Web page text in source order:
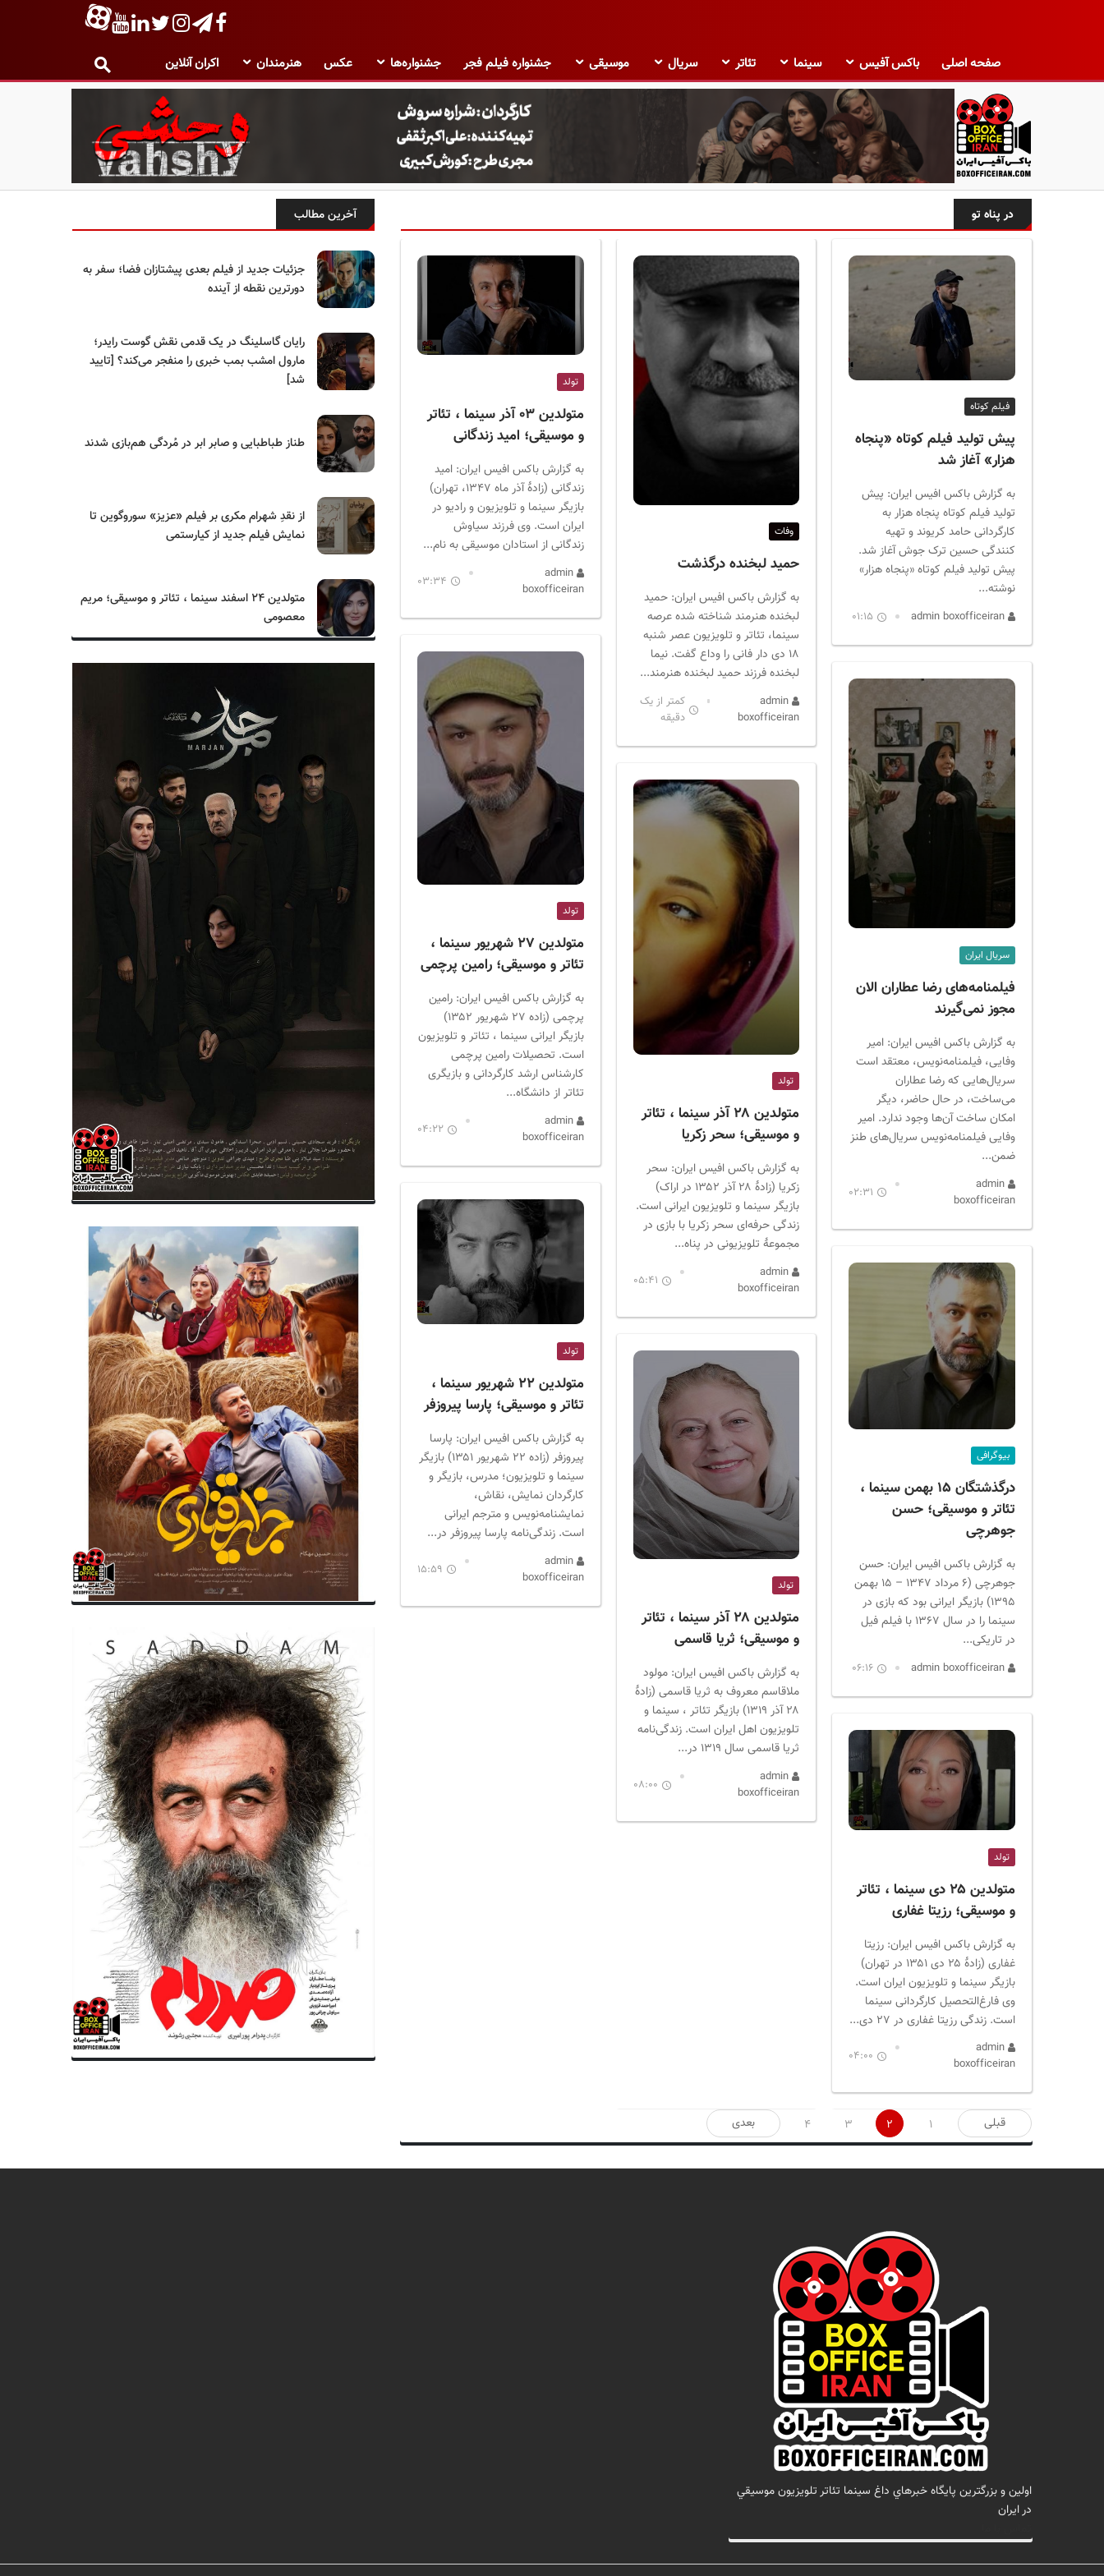
صفحه اصلی باکس آفیس سینما تئاتر سریال موسیقی جشنواره فیلم فجر جشنواره‌ها عکس هنرمندان اکران آنلاین
ب
ک
س
در پناه تو
فیلم کوتاه
پیش تولید فیلم کوتاه «پنجاه
هزار» آغاز شد
به گزارش باکس افیس ایران: پیش
تولید فیلم کوتاه پنجاه هزار به
کارگردانی حامد کریوند و تهیه
کنندگی حسین ترک جوش آغاز شد.
پیش تولید فیلم کوتاه «پنجاه هزار»
نوشته...
01:15
سریال ایران
فیلمنامه‌های رضا عطاران الان
مجوز نمی‌گیرند
به گزارش باکس افیس ایران: امیر
وفایی، فیلمنامه‌نویس، معتقد است
سریال‌هایی که رضا عطاران
می‌ساخت، در حال حاضر، دیگر
امکان ساخت آن‌ها وجود ندارد. امیر
وفایی فیلمنامه‌نویس سریال‌های طنز
ضمن...
admin
boxofficeiran
02:31
بیوگرافی
درگذشتگان ۱۵ بهمن سینما ،
تئاتر و موسیقی؛ حسن
جوهرچی
به گزارش باکس افیس ایران: حسن
جوهرچی (۶ مرداد ۱۳۴۷ – ۱۵ بهمن
۱۳۹۵) بازیگر ایرانی بود که بازی در
سینما را در سال ۱۳۶۷ با فیلم فیل
در تاریکی...
06:16
تولد
متولدین ۲۵ دی سینما ، تئاتر
و موسیقی؛ رزیتا غفاری
به گزارش باکس افیس ایران: رزیتا
غفاری (زادهٔ ۲۵ دی ۱۳۵۱ در تهران)
بازیگر سینما و تلویزیون ایران است.
وی فارغ‌التحصیل کارگردانی سینما
است. زندگی رزیتا غفاری در ۲۷ دی...
admin
boxofficeiran
04:00
وفات
حمید لبخنده درگذشت
به گزارش باکس افیس ایران: حمید
لبخنده هنرمند شناخته شده عرصه
سینما، تئاتر و تلویزیون عصر شنبه
۱۸ دی دار فانی را وداع گفت. نیما
لبخنده فرزند حمید لبخنده هنرمند...
admin
boxofficeiran
کمتر از یک
دقیقه
تولد
متولدین ۲۸ آذر سینما ، تئاتر
و موسیقی؛ سحر زکریا
به گزارش باکس افیس ایران: سحر
زکریا (زادهٔ ۲۸ آذر ۱۳۵۲ در اراک)
بازیگر سینما و تلویزیون ایرانی است.
زندگی حرفه‌ای سحر زکریا با بازی در
مجموعهٔ تلویزیونی در پناه...
admin
boxofficeiran
05:41
تولد
متولدین ۲۸ آذر سینما ، تئاتر
و موسیقی؛ ثریا قاسمی
به گزارش باکس افیس ایران: مولود
ملاقاسم معروف به ثریا قاسمی (زادهٔ
۲۸ آذر ۱۳۱۹) بازیگر تئاتر ، سینما و
تلویزیون اهل ایران است. زندگی‌نامه
ثریا قاسمی سال ۱۳۱۹ در...
admin
boxofficeiran
08:00
تولد
متولدین ۰۳ آذر سینما ، تئاتر
و موسیقی؛ امید زندگانی
به گزارش باکس افیس ایران: امید
زندگانی (زادهٔ آذر ماه ۱۳۴۷، تهران)
بازیگر سینما و تلویزیون و رادیو در
ایران است. وی فرزند سیاوش
زندگانی از استادان موسیقی به نام...
admin
boxofficeiran
03:34
تولد
متولدین ۲۷ شهریور سینما ،
تئاتر و موسیقی؛ رامین پرچمی
به گزارش باکس افیس ایران: رامین
پرچمی (زاده ۲۷ شهریور ۱۳۵۲)
بازیگر ایرانی سینما ، تئاتر و تلویزیون
است. تحصیلات رامین پرچمی
کارشناس ارشد کارگردانی و بازیگری
تئاتر از دانشگاه...
admin
boxofficeiran
04:22
تولد
متولدین ۲۲ شهریور سینما ،
تئاتر و موسیقی؛ پارسا پیروزفر
به گزارش باکس افیس ایران: پارسا
پیروزفر (زاده‌ ۲۲ شهریور ۱۳۵۱) بازیگر
سینما و تلویزیون؛ مدرس، بازیگر و
کارگردان نمایش، نقاش،
نمایشنامه‌نویس و مترجم ایرانی
است. زندگی‌نامه پارسا پیروزفر در...
admin
boxofficeiran
15:59
صفحه‌بندی
نوشته‌ها
قبلی 1
2
3
4 بعدی
آخرین مطالب
جزئیات جدید از فیلم بعدی پیشتازان فضا؛ سفر به
دورترین نقطه از آینده
رایان گاسلینگ در یک قدمی نقش گوست رایدر؛
مارول امشب بمب خبری را منفجر می‌کند؟ [تایید
شد]
طناز طباطبایی و صابر ابر در مُردگی هم‌بازی شدند
از نقدِ شهرام مکری بر فیلم «عزیز» سوروگوین تا
نمایش فیلم جدید از کیارستمی
متولدین ۲۴ اسفند سینما ، تئاتر و موسیقی؛ مریم
معصومی
اولين و بزرگترين پايگاه خبرهاي داغ سينما تئاتر تلويزيون موسيقي
در ايران